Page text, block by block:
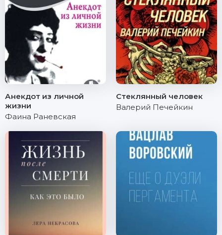
Анекдот из личной
жизни
Фаина Раневская
Стеклянный человек
Валерий Печейкин